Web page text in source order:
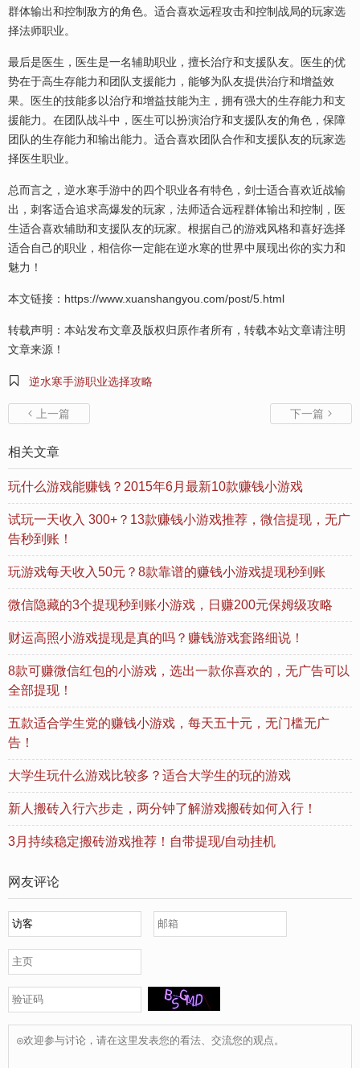
群体输出和控制敌方的角色。适合喜欢远程攻击和控制战局的玩家选
择法师职业。
最后是医生，医生是一名辅助职业，擅长治疗和支援队友。医生的优
势在于高生存能力和团队支援能力，能够为队友提供治疗和增益效
果。医生的技能多以治疗和增益技能为主，拥有强大的生存能力和支
援能力。在团队战斗中，医生可以扮演治疗和支援队友的角色，保障
团队的生存能力和输出能力。适合喜欢团队合作和支援队友的玩家选
择医生职业。
总而言之，逆水寒手游中的四个职业各有特色，剑士适合喜欢近战输
出，刺客适合追求高爆发的玩家，法师适合远程群体输出和控制，医
生适合喜欢辅助和支援队友的玩家。根据自己的游戏风格和喜好选择
适合自己的职业，相信你一定能在逆水寒的世界中展现出你的实力和
魅力！
本文链接： https://www.xuanshangyou.com/post/5.html
转载声明：本站发布文章及版权归原作者所有，转载本站文章请注明
文章来源！
 逆水寒手游职业选择攻略
 上一篇 下一篇 
相关文章
玩什么游戏能赚钱？2015年6月最新10款赚钱小游戏
试玩一天收入 300+？13款赚钱小游戏推荐，微信提现，无广
告秒到账！
玩游戏每天收入50元？8款靠谱的赚钱小游戏提现秒到账
微信隐藏的3个提现秒到账小游戏，日赚200元保姆级攻略
财运高照小游戏提现是真的吗？赚钱游戏套路细说！
8款可赚微信红包的小游戏，选出一款你喜欢的，无广告可以
全部提现！
五款适合学生党的赚钱小游戏，每天五十元，无门槛无广
告！
大学生玩什么游戏比较多？适合大学生的玩的游戏
新人搬砖入行六步走，两分钟了解游戏搬砖如何入行！
3月持续稳定搬砖游戏推荐！自带提现/自动挂机
网友评论